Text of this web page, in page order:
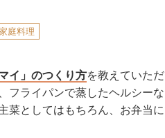
庭料理
イ」のつくり方を教えていただ
フライパンで蒸したヘルシーな
菜としてはもちろん、お弁当に